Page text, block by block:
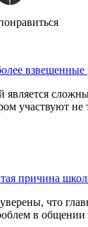
взвешенные
является
участвуют
причина
что
в